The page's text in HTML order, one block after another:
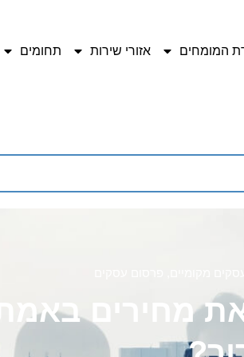
המומחים אזורי שירות תחומים
מחירים